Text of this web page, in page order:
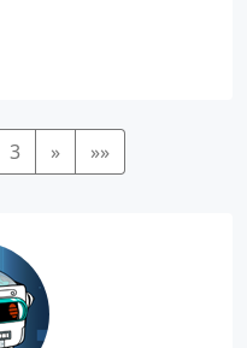
3 » »»